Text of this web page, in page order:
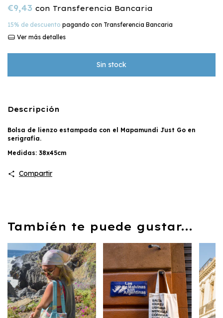
€9,43 con Transferencia Bancaria
15% de descuento pagando con Transferencia Bancaria
Ver más detalles
Descripción
Bolsa de lienzo estampada con el Mapamundi Just Go en
serigrafía.
Medidas: 38x45cm
Compartir
También te puede gustar...